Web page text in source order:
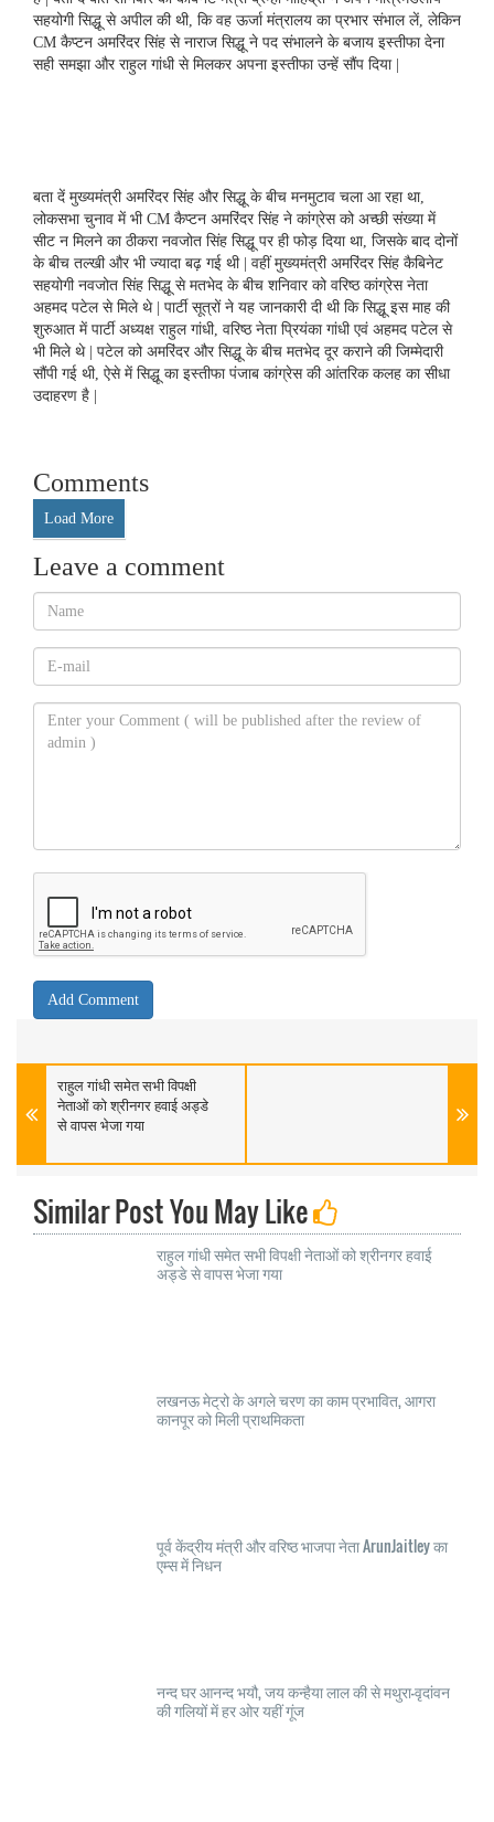
k
n
p
सहयोगी सिद्धू से अपील की थी, कि वह ऊर्जा मंत्रालय का प्रभार संभाल लें, लेकिन
CM कैप्टन अमरिंदर सिंह से नाराज सिद्धू ने पद संभालने के बजाय इस्तीफा देना
सही समझा और राहुल गांधी से मिलकर अपना इस्तीफा उन्हें सौंप दिया |
बता दें मुख्यमंत्री अमरिंदर सिंह और सिद्धू के बीच मनमुटाव चला आ रहा था,
लोकसभा चुनाव में भी CM कैप्टन अमरिंदर सिंह ने कांग्रेस को अच्छी संख्या में
सीट न मिलने का ठीकरा नवजोत सिंह सिद्धू पर ही फोड़ दिया था, जिसके बाद दोनों
के बीच तल्खी और भी ज्यादा बढ़ गई थी | वहीं मुख्यमंत्री अमरिंदर सिंह कैबिनेट
सहयोगी नवजोत सिंह सिद्धू से मतभेद के बीच शनिवार को वरिष्ठ कांग्रेस नेता
अहमद पटेल से मिले थे | पार्टी सूत्रों ने यह जानकारी दी थी कि सिद्धू इस माह की
शुरुआत में पार्टी अध्यक्ष राहुल गांधी, वरिष्ठ नेता प्रियंका गांधी एवं अहमद पटेल से
भी मिले थे | पटेल को अमरिंदर और सिद्धू के बीच मतभेद दूर कराने की जिम्मेदारी
सौंपी गई थी, ऐसे में सिद्धू का इस्तीफा पंजाब कांग्रेस की आंतरिक कलह का सीधा
उदाहरण है |
Comments
Load More
Leave a comment
राहुल गांधी समेत सभी विपक्षी
नेताओं को श्रीनगर हवाई अड्डे
से वापस भेजा गया
Similar Post You May Like
राहुल गांधी समेत सभी विपक्षी नेताओं को श्रीनगर हवाई
अड्डे से वापस भेजा गया
लखनऊ मेट्रो के अगले चरण का काम प्रभावित, आगरा
कानपूर को मिली प्राथमिकता
पूर्व केंद्रीय मंत्री और वरिष्ठ भाजपा नेता ArunJaitley का
एम्स में निधन
नन्द घर आनन्द भयौ, जय कन्हैया लाल की से मथुरा-वृदांवन
की गलियों में हर ओर यहीं गूंज